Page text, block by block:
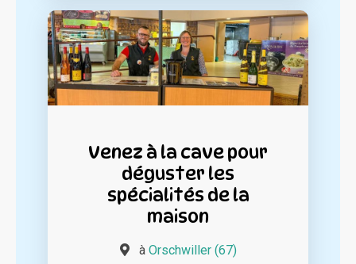
Venez à la cave pour
déguster les
spécialités de la
maison
à Orschwiller (67)